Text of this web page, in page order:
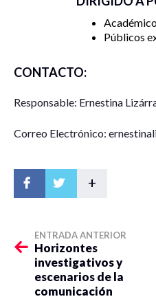
Públicos
CONTACTO:
Responsable: Ernestina
Correo Electrónico:
+
ENTRADA ANTERIOR
Horizontes
investigativos y
escenarios de la
comunicación